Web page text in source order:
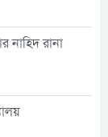
নাহিদ রানা